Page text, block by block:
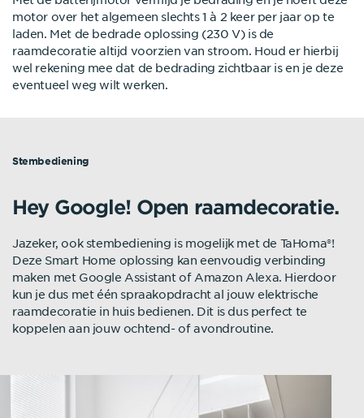
motor over het algemeen slechts 1 à 2 keer per jaar op te
laden. Met de bedrade oplossing (230 V) is de
raamdecoratie altijd voorzien van stroom. Houd er hierbij
wel rekening mee dat de bedrading zichtbaar is en je deze
eventueel weg wilt werken.
Stembediening
Hey Google! Open raamdecoratie.
Jazeker, ook stembediening is mogelijk met de TaHoma®!
Deze Smart Home oplossing kan eenvoudig verbinding
maken met Google Assistant of Amazon Alexa. Hierdoor
kun je dus met één spraakopdracht al jouw elektrische
raamdecoratie in huis bedienen. Dit is dus perfect te
koppelen aan jouw ochtend- of avondroutine.